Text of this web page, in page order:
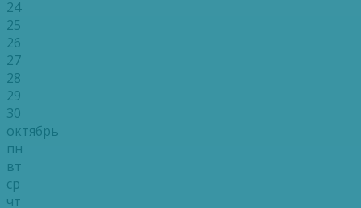
24
25
26
27
28
29
30
октябрь
пн
вт
ср
чт